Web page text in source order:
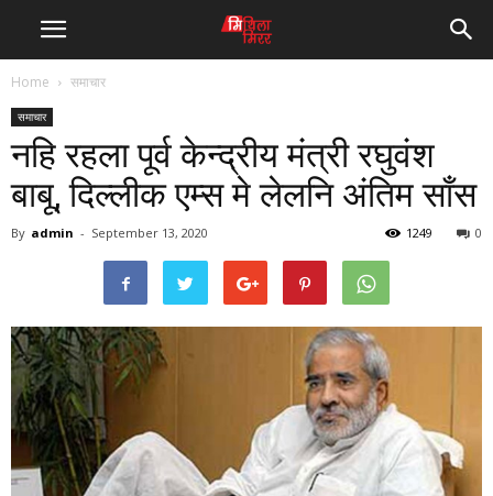
Home समाचार
समाचार
नहि रहला पूर्व केन्द्रीय मंत्री रघुवंश
बाबू, दिल्लीक एम्स मे लेलनि अंतिम साँस
By admin - September 13, 2020 0
1249